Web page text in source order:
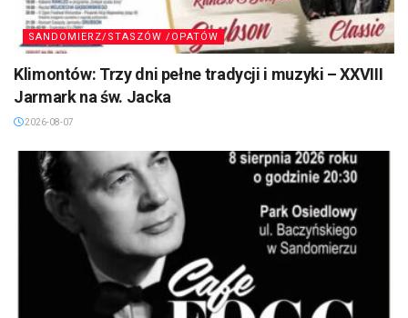
SANDOMIERZ/STASZÓW /OPATÓW
Klimontów: Trzy dni pełne tradycji i muzyki – XXVIII
Jarmark na św. Jacka
2026-08-07